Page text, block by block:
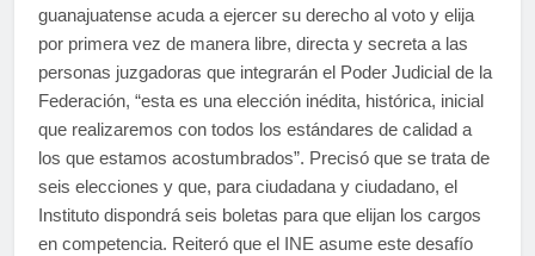
guanajuatense acuda a ejercer su derecho al voto y elija
por primera vez de manera libre, directa y secreta a las
personas juzgadoras que integrarán el Poder Judicial de la
Federación, “esta es una elección inédita, histórica, inicial
que realizaremos con todos los estándares de calidad a
los que estamos acostumbrados”. Precisó que se trata de
seis elecciones y que, para ciudadana y ciudadano, el
Instituto dispondrá seis boletas para que elijan los cargos
en competencia. Reiteró que el INE asume este desafío